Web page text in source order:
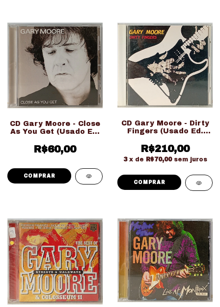
CD Gary Moore - Close
As You Get (Usado Ed.
R$60,00
CD Gary Moore - Dirty
Fingers (Usado Ed.
R$210,00
3 x de R$70,00 sem juros